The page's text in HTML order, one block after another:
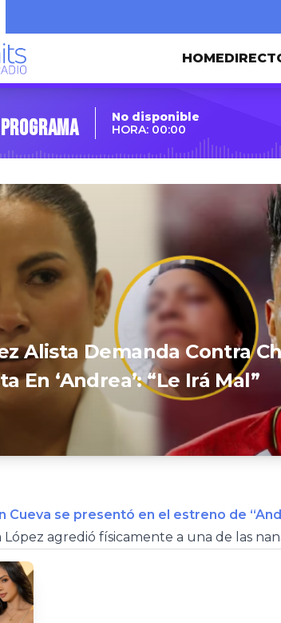
HOME
No disponible
HORA: 00:00
Alista Demanda Contra
En ‘Andrea’: “Le Irá Mal”
Cueva se presentó en el estreno de
agredió físicamente a una de las